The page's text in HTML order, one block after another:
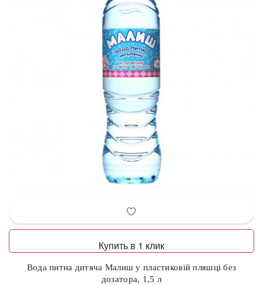
Купить в 1 клик
Вода питна дитяча Малиш у пластиковій пляшці без
дозатора, 1,5 л